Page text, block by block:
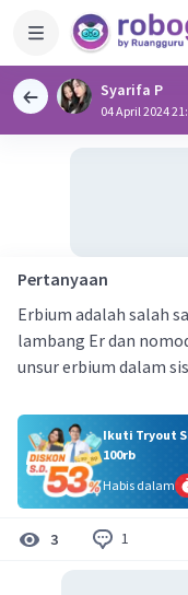
Syarifa P
04 April 2024
Pertanyaan
Erbium adalah salah
lambang Er dan
unsur erbium dalam
Ikuti Tryout
100rb
Habis dalam
3 1